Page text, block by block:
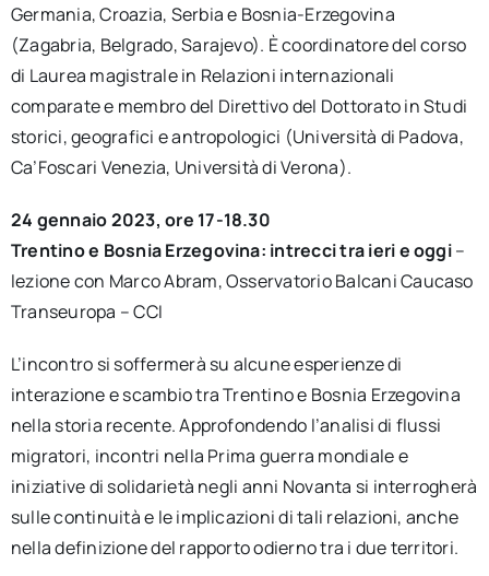
Germania, Croazia, Serbia e Bosnia-Erzegovina
(Zagabria, Belgrado, Sarajevo). È coordinatore del corso
di Laurea magistrale in Relazioni internazionali
comparate e membro del Direttivo del Dottorato in Studi
storici, geografici e antropologici (Università di Padova,
Ca’Foscari Venezia, Università di Verona).
24 gennaio 2023, ore 17-18.30
Trentino e Bosnia Erzegovina: intrecci tra ieri e oggi–
lezione con Marco Abram, Osservatorio Balcani Caucaso
Transeuropa – CCI
L’incontro si soffermerà su alcune esperienze di
interazione e scambio tra Trentino e Bosnia Erzegovina
nella storia recente. Approfondendo l’analisi di flussi
migratori, incontri nella Prima guerra mondiale e
iniziative di solidarietà negli anni Novanta si interrogherà
sulle continuità e le implicazioni di tali relazioni, anche
nella definizione del rapporto odierno tra i due territori.